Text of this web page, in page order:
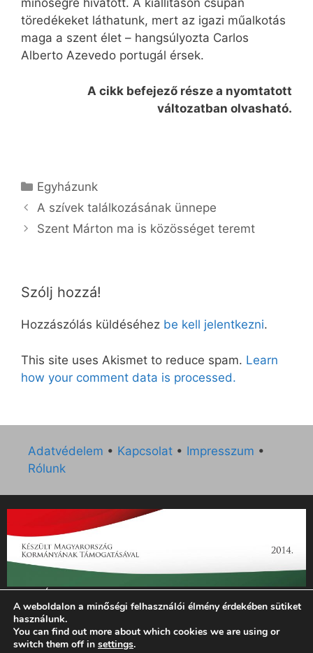
minőségre hivatott. A kiállításon csupán
töredékeket láthatunk, mert az igazi műalkotás
maga a szent élet – hangsúlyozta Carlos
Alberto Azevedo portugál érsek.
A cikk befejező része a nyomtatott
változatban olvasható.
Kategória
Egyházunk
A szívek találkozásának ünnepe
Szent Márton ma is közösséget teremt
Szólj hozzá!
Hozzászólás küldéséhez be kell jelentkezni.
This site uses Akismet to reduce spam. Learn
how your comment data is processed.
Adatvédelem • Kapcsolat • Impresszum •
Rólunk
„Az Új Ember katolikus hetilap 2014. évi működésének
támogatását az EGYH-KCP-14-P-0121 sz. támogatási
szerződés keretében 3 000 000 Ft összegben támogatta az
Emberi Erőforrások Minisztériuma.”
A weboldalon a minőségi felhasználói élmény érdekében sütiket
használunk.
You can find out more about which cookies we are using or
switch them off in settings.